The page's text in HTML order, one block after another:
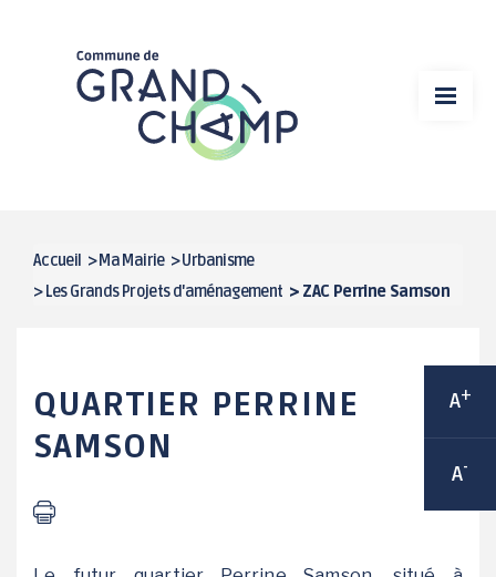
contenu
principal
MA MAIRIE
VIE ÉCONOMIQUE
SPORT
VIE ASSOCIATIVE / ANIMATIONS
A+
A-
FIL
Accueil > Ma Mairie >Urbanisme
> Les Grands Projets d'aménagement >ZAC Perrine Samson
QUARTIER PERRINE
SAMSON